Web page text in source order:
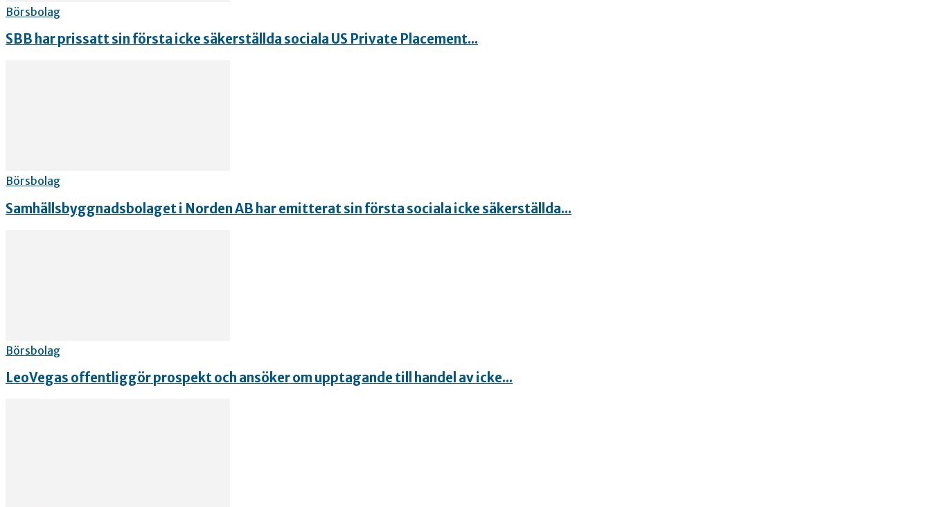
Börsbolag
SBB har prissatt sin första icke säkerställda sociala US Private Placement...
Börsbolag
Samhällsbyggnadsbolaget i Norden AB har emitterat sin första sociala icke säkerställda...
Börsbolag
LeoVegas offentliggör prospekt och ansöker om upptagande till handel av icke...